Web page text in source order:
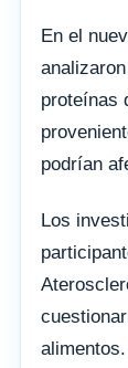
En el
proteínas
podrían
Los